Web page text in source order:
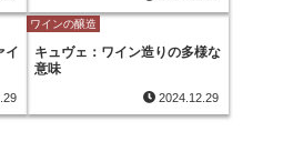
イ
ワインの醸造
キュヴェ：ワイン造りの多様な
意味
2024.12.29